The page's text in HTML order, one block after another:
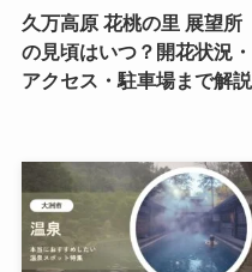
久万高原 花桃の里 展望所
の見頃はいつ？開花状況・
アクセス・駐車場まで解説